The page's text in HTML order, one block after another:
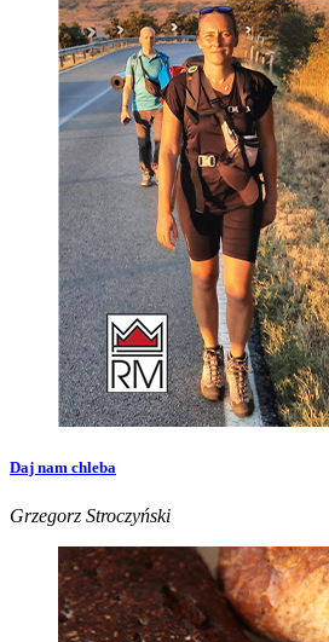
Daj nam chleba
Grzegorz Stroczyński